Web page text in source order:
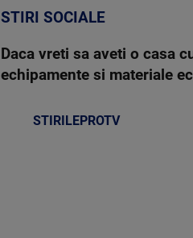
STIRI SOCIALE
Daca vreti sa aveti o casa
echipamente si materiale
STIRILEPROTV